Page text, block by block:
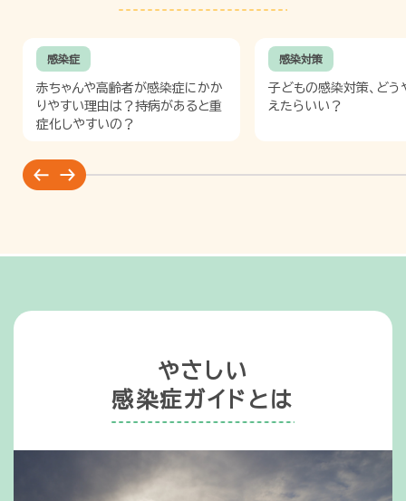
感染症
赤ちゃんや高齢者が感染症にかか
りやすい理由は？持病があると重
症化しやすいの？
感染対策
子どもの感染対策、どう
えたらいい？
やさしい
感染症ガイドとは